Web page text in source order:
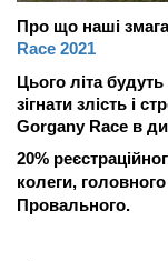
Про що наші
Race 2021
Цього літа
зігнати злість і
Gorgany Race в
20%
колеги,
Провального.